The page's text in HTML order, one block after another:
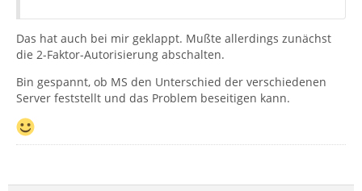
Das hat auch bei mir geklappt. Mußte allerdings zunächst
die 2-Faktor-Autorisierung abschalten.
Bin gespannt, ob MS den Unterschied der verschiedenen
Server feststellt und das Problem beseitigen kann.